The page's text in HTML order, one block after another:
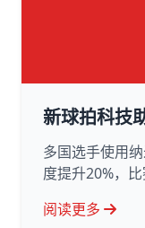
新球拍科技
多国选手使用
度提升20%，比
阅读更多